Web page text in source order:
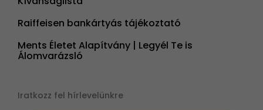
Raiffeisen bankártyás tájékoztató
Ments Életet Alapítvány | Legyél Te is
Álomvarázsló
Iratkozz fel hírlevelünkre